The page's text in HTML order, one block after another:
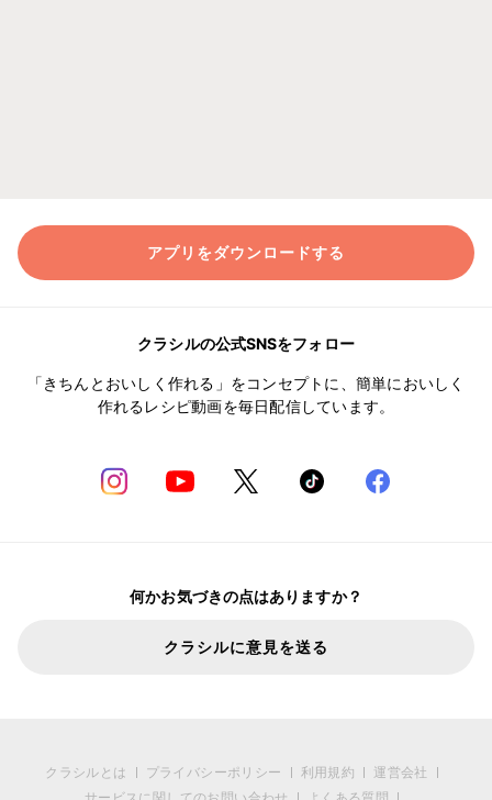
アプリをダウンロードする
クラシルの公式SNSをフォロー
「きちんとおいしく作れる」をコンセプトに、簡単においしく
作れるレシピ動画を毎日配信しています。
何かお気づきの点はありますか？
クラシルに意見を送る
クラシルとは プライバシーポリシー 利用規約
運営会社